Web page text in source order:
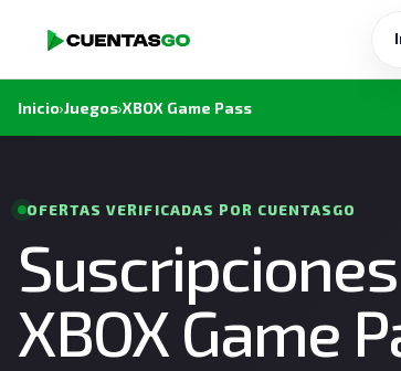
Inicio›Juegos›XBOX Game Pass
OFERTAS VERIFICADAS POR CUENTASGO
XBOX Game